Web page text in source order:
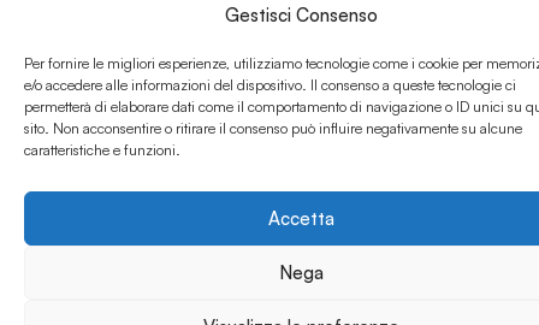
Gestisci Consenso
Per fornire le migliori esperienze, utilizziamo tecnologie come i cookie per
e/o accedere alle informazioni del dispositivo. Il consenso a queste tecnologie ci
permetterà di elaborare dati come il comportamento di navigazione o ID unici su
sito. Non acconsentire o ritirare il consenso può influire negativamente su alcune
caratteristiche e funzioni.
Accetta
Nega
PRIVACY POLICY SITO
COOKIE POLICY